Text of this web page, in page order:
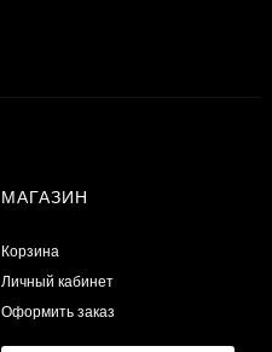
МАГАЗИН
Корзина
Личный кабинет
Оформить заказ